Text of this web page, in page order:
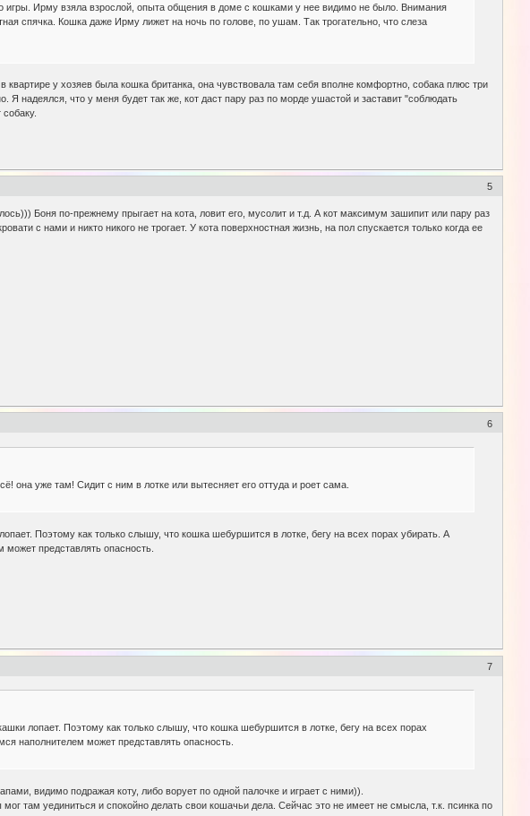
игры. Ирму взяла взрослой, опыта общения в доме с кошками у нее видимо не было. Внимания
спячка. Кошка даже Ирму лижет на ночь по голове, по ушам. Так трогательно, что слеза
у хозяев была кошка британка, она чувствовала там себя вполне комфортно, собака плюс три
надеялся, что у меня будет так же, кот даст пару раз по морде ушастой и заставит "соблюдать
5
Боня по-прежнему прыгает на кота, ловит его, мусолит и т.д. А кот максимум зашипит или пару раз
с нами и никто никого не трогает. У кота поверхностная жизнь, на пол спускается только когда ее
6
она уже там! Сидит с ним в лотке или вытесняет его оттуда и роет сама.
Поэтому как только слышу, что кошка шебуршится в лотке, бегу на всех порах убирать. А
представлять опасность.
7
лопает. Поэтому как только слышу, что кошка шебуршится в лотке, бегу на всех порах
наполнителем может представлять опасность.
видимо подражая коту, либо ворует по одной палочке и играет с ними)).
там уединиться и спокойно делать свои кошачьи дела. Сейчас это не имеет не смысла, т.к. псинка по